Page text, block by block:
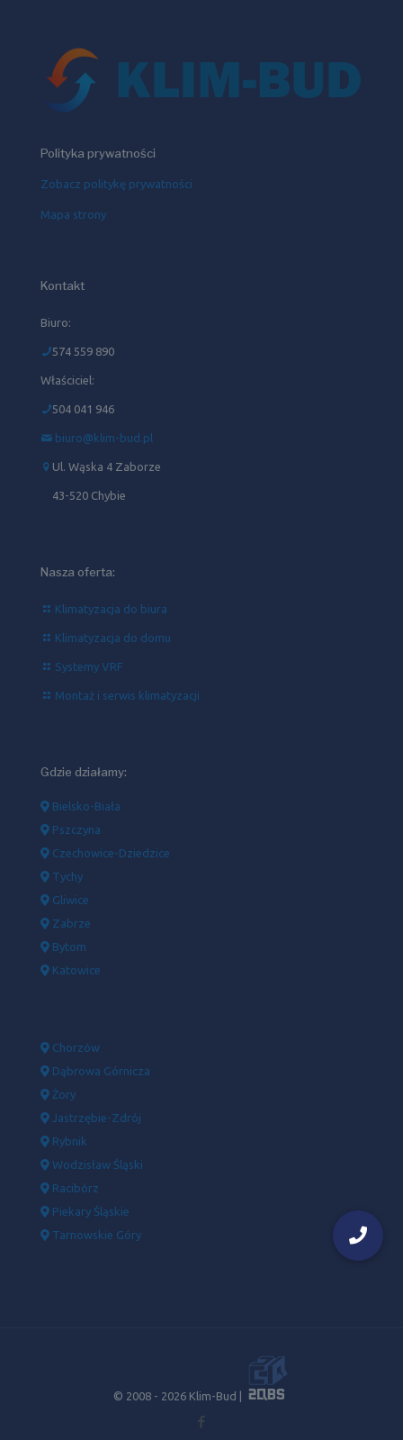
Polityka prywatności
Zobacz politykę prywatności
Mapa strony
Kontakt
Biuro:
574 559 890
Właściciel:
504 041 946‬
biuro@klim-bud.pl
Ul. Wąska 4 Zaborze
43-520 Chybie
Nasza oferta:
Klimatyzacja do biura
Klimatyzacja do domu
Systemy VRF
Montaż i serwis klimatyzacji
Gdzie działamy:
Bielsko-Biała
Pszczyna
Czechowice-Dziedzice
Tychy
Gliwice
Zabrze
Bytom
Katowice
Chorzów
Dąbrowa Górnicza
Żory
Jastrzębie-Zdrój
Rybnik
Wodzisław Śląski
Racibórz
Piekary Śląskie
Tarnowskie Góry
© 2008 - 2026 Klim-Bud |